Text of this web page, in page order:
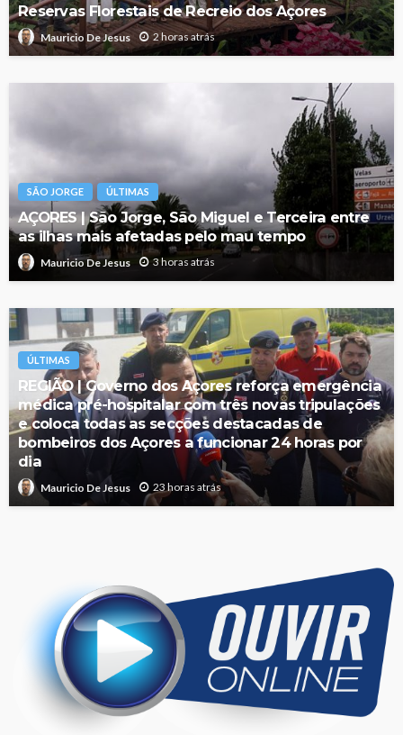
Reservas Florestais de Recreio dos Açores
Mauricio De Jesus 2 horas atrás
SÃO JORGE ÚLTIMAS
AÇORES | São Jorge, São Miguel e Terceira entre
as ilhas mais afetadas pelo mau tempo
Mauricio De Jesus 3 horas atrás
ÚLTIMAS
REGIÃO | Governo dos Açores reforça emergência
médica pré-hospitalar com três novas tripulações
e coloca todas as secções destacadas de
bombeiros dos Açores a funcionar 24 horas por
dia
Mauricio De Jesus 23 horas atrás